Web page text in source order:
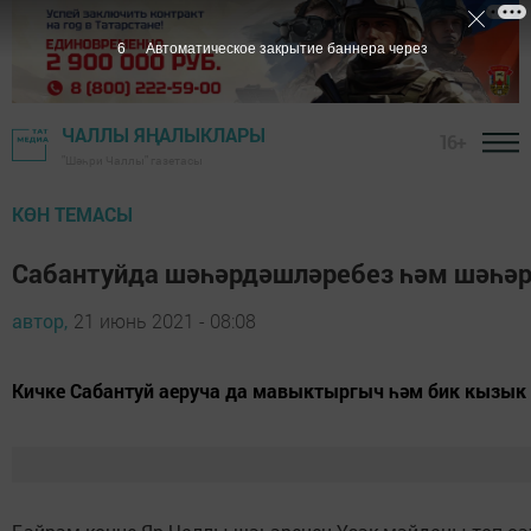
ЧАЛЛЫ ЯҢАЛЫКЛАРЫ
КӨН ТЕМАСЫ
Сабантуйда шәһәрдәшләребез һәм
автор, 21 июнь 2021 - 08:08
Кичке Сабантуй аеруча да мавыктыргыч һәм бик
5 Автоматическое закрытие баннера через